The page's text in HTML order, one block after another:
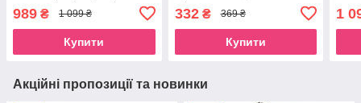
989 ₴ 1 099 ₴
Купити
332₴ 369 ₴
Купити
1
Акційні пропозиції та новинки